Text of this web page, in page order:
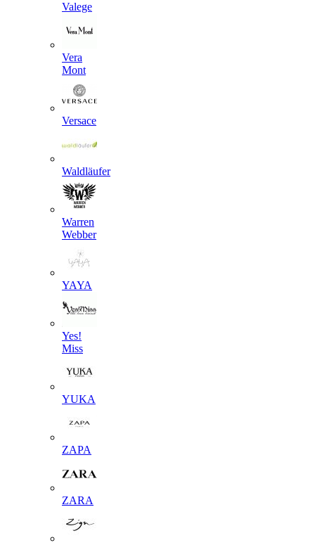
Valege
Vera
Mont
Versace
Waldläufer
Warren
Webber
YAYA
Yes!
Miss
YUKA
ZAPA
ZARA